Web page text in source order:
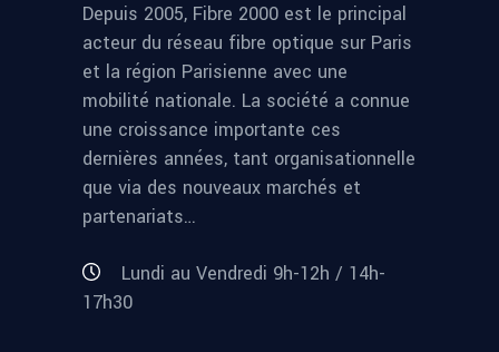
Depuis 2005, Fibre 2000 est le principal
acteur du réseau fibre optique sur Paris
et la région Parisienne avec une
mobilité nationale. La société a connue
une croissance importante ces
dernières années, tant organisationnelle
que via des nouveaux marchés et
partenariats…
Lundi au Vendredi 9h-12h / 14h-
17h30